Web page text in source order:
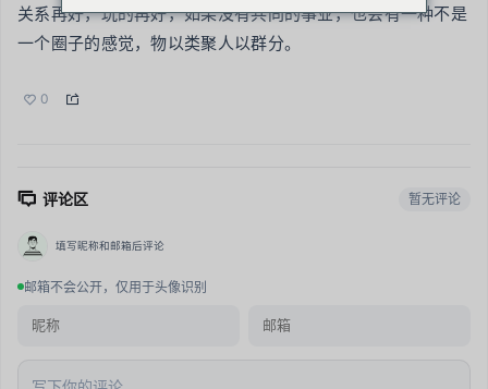
关系再好，玩的再好，如果没有共同的事业，也会有一种不是
一个圈子的感觉，物以类聚人以群分。
0
评论区 暂无评论
填写昵称和邮箱后评论
邮箱不会公开，仅用于头像识别